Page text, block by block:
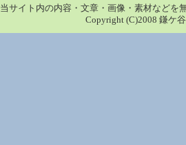
当サイト内の内容・文章・画像・素材などを
Copyright (C)2008 鎌ケ